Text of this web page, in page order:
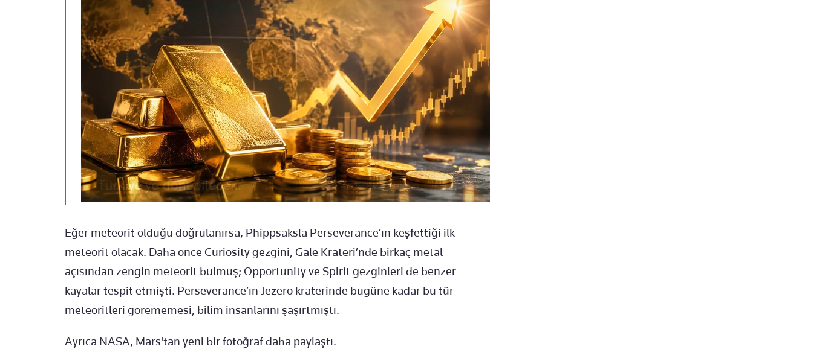
Eğer meteorit olduğu doğrulanırsa, Phippsaksla Perseverance’ın keşfettiği ilk
meteorit olacak. Daha önce Curiosity gezgini, Gale Krateri’nde birkaç metal
açısından zengin meteorit bulmuş; Opportunity ve Spirit gezginleri de benzer
kayalar tespit etmişti. Perseverance’ın Jezero kraterinde bugüne kadar bu tür
meteoritleri görememesi, bilim insanlarını şaşırtmıştı.
Ayrıca NASA, Mars'tan yeni bir fotoğraf daha paylaştı.